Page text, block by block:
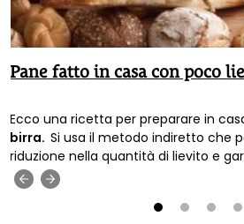
Pane fatto in casa con poco
Ecco una ricetta per preparare in
birra.Si usa il metodo indiretto che
riduzione nella quantità di lievito e
migliori.